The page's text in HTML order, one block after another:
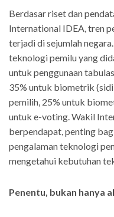
Berdasar riset dan
International IDEA, tren
terjadi di sejumlah
teknologi pemilu yang
untuk penggunaan
35% untuk biometrik
pemilih, 25% untuk
untuk e-voting. Wakil
berpendapat, penting
pengalaman teknologi
mengetahui kebutuhan
Penentu, bukan hanya